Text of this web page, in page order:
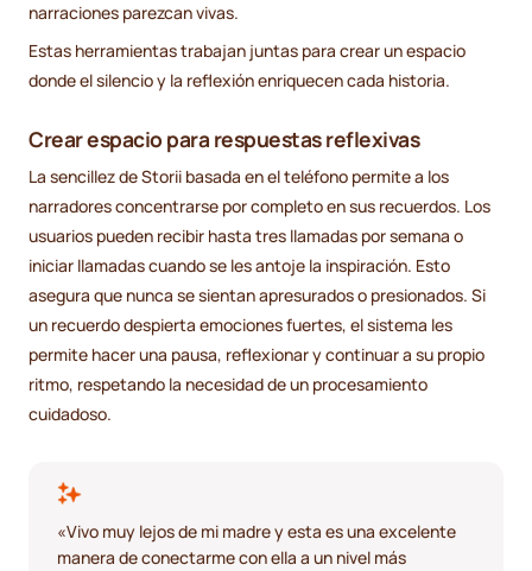
narraciones parezcan vivas.
Estas herramientas trabajan juntas para crear un espacio
donde el silencio y la reflexión enriquecen cada historia.
Crear espacio para respuestas reflexivas
La sencillez de Storii basada en el teléfono permite a los
narradores concentrarse por completo en sus recuerdos. Los
usuarios pueden recibir hasta tres llamadas por semana o
iniciar llamadas cuando se les antoje la inspiración. Esto
asegura que nunca se sientan apresurados o presionados. Si
un recuerdo despierta emociones fuertes, el sistema les
permite hacer una pausa, reflexionar y continuar a su propio
ritmo, respetando la necesidad de un procesamiento
cuidadoso.
«Vivo muy lejos de mi madre y esta es una excelente
manera de conectarme con ella a un nivel más